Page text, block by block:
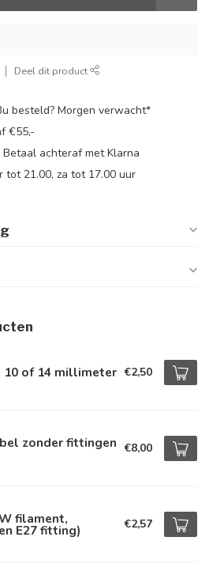
Deel dit product
besteld? Morgen verwacht*
€55,-
achteraf met Klarna
tot 21.00, za tot 17.00 uur
10 of 14 millimeter €2,50
zonder fittingen €8,00
filament,
E27 fitting) €2,57